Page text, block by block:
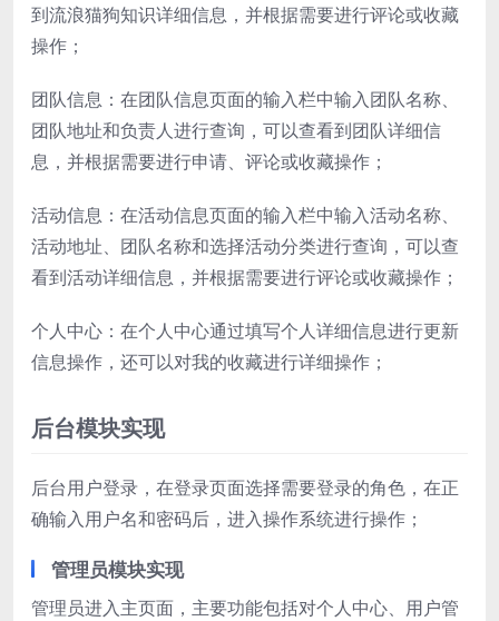
到流浪猫狗知识详细信息，并根据需要进行评论或收藏
操作；
团队信息：在团队信息页面的输入栏中输入团队名称、
团队地址和负责人进行查询，可以查看到团队详细信
息，并根据需要进行申请、评论或收藏操作；
活动信息：在活动信息页面的输入栏中输入活动名称、
活动地址、团队名称和选择活动分类进行查询，可以查
看到活动详细信息，并根据需要进行评论或收藏操作；
个人中心：在个人中心通过填写个人详细信息进行更新
信息操作，还可以对我的收藏进行详细操作；
后台模块实现
后台用户登录，在登录页面选择需要登录的角色，在正
确输入用户名和密码后，进入操作系统进行操作；
管理员模块实现
管理员进入主页面，主要功能包括对个人中心、用户管